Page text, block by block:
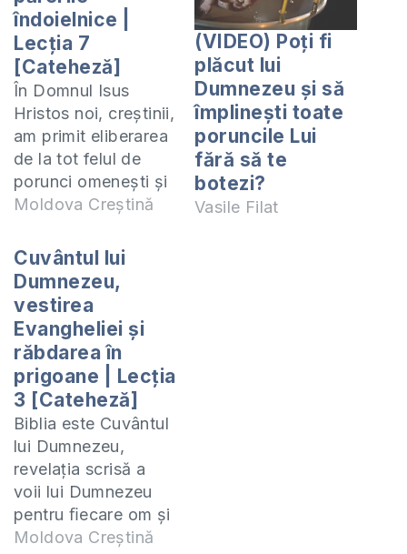
îndoielnice |
Lecția 7
[Cateheză]
În Domnul Isus
Hristos noi, creștinii,
am primit eliberarea
de la tot felul de
porunci omenești și
prescripții din alte
care nu fac sens în
ce privește
moștenirea vieții
veșnice. Vom vedea
ce spune Biblia
despre libertatea pe
care o are creștinul.
Există multe practici
care…
Moldova Creștină
(VIDEO) Poți fi
plăcut lui
Dumnezeu și să
împlinești toate
poruncile Lui
fără să te
botezi?
Vasile Filat
Cuvântul lui
Dumnezeu,
vestirea
Evangheliei și
răbdarea în
prigoane | Lecția
3 [Cateheză]
Biblia este Cuvântul
lui Dumnezeu,
revelația scrisă a
voii lui Dumnezeu
pentru ﬁecare om și
este o coleție
Moldova Creștină